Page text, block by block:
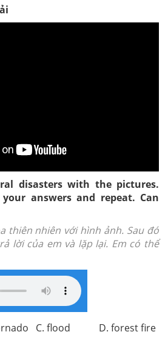
disasters with the pictures.
answers and repeat. Can
thiên nhiên với hình ảnh. Sau đó
lời của em và lặp lại. Em có thể
C. flood D. forest fire